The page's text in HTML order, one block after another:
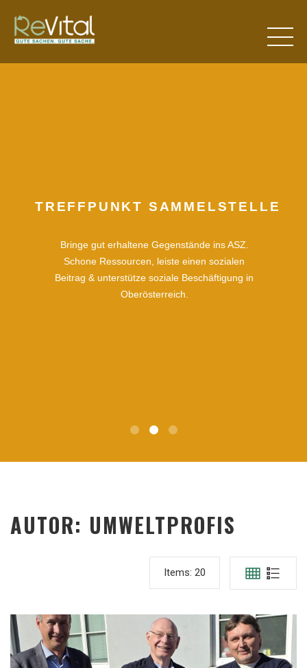
Bringe gut erhaltene Gegenstände ins ASZ.
Schone Ressourcen, leiste einen sozialen
Beitrag & unterstütze soziale Beschäftigung in
Oberösterreich.
TREFFPUNKT SAMMELSTELLE
AUTOR: UMWELTPROFIS
Items: 20